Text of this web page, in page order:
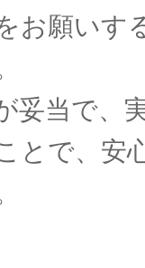
お願いす
妥当で、
とで、安